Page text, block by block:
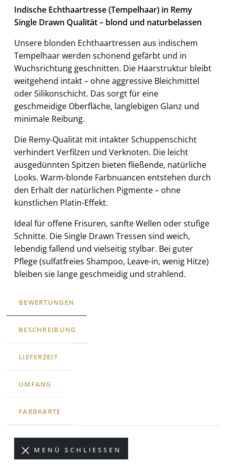
Indische Echthaartresse (Tempelhaar) in Remy
Single Drawn Qualität – blond und naturbelassen
Unsere blonden Echthaartressen aus indischem
Tempelhaar werden schonend gefärbt und in
Wuchsrichtung geschnitten. Die Haarstruktur bleibt
weitgehend intakt – ohne aggressive Bleichmittel
oder Silikonschicht. Das sorgt für eine
geschmeidige Oberfläche, langlebigen Glanz und
minimale Reibung.
Die Remy-Qualität mit intakter Schuppenschicht
verhindert Verfilzen und Verknoten. Die leicht
ausgedünnten Spitzen bieten fließende, natürliche
Looks. Warm-blonde Farbnuancen entstehen durch
den Erhalt der natürlichen Pigmente – ohne
künstlichen Platin-Effekt.
Ideal für offene Frisuren, sanfte Wellen oder stufige
Schnitte. Die Single Drawn Tressen sind weich,
lebendig fallend und vielseitig stylbar. Bei guter
Pflege (sulfatfreies Shampoo, Leave-in, wenig Hitze)
bleiben sie lange geschmeidig und strahlend.
BEWERTUNGEN
BESCHREIBUNG
LIEFERZEIT
UMFANG
FARBKARTE
MENÜ SCHLIESSEN